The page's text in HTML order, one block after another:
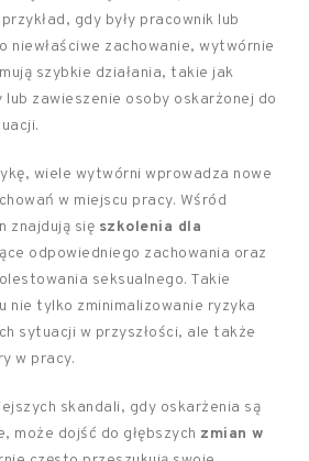
gdy były pracownik lub
niewłaściwe zachowanie, wytwórnie
szybkie działania, takie jak
zawieszenie osoby oskarżonej do
wiele wytwórni wprowadza nowe
w miejscu pracy. Wśród
znajdują się szkolenia dla
odpowiedniego zachowania oraz
seksualnego. Takie
nie tylko zminimalizowanie ryzyka
sytuacji w przyszłości, ale także
w pracy.
skandali, gdy oskarżenia są
może dojść do głębszych zmian w